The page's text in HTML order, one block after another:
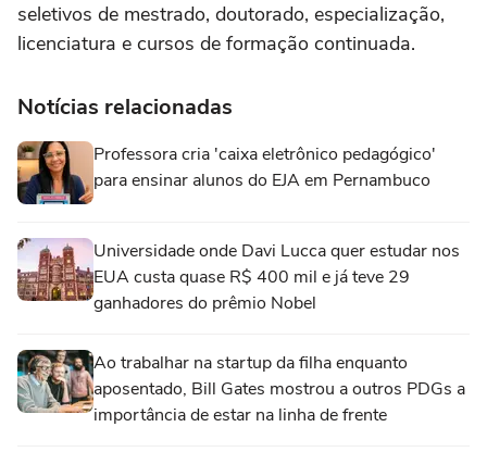
seletivos de mestrado, doutorado, especialização,
licenciatura e cursos de formação continuada.
Notícias relacionadas
Professora cria 'caixa eletrônico pedagógico'
para ensinar alunos do EJA em Pernambuco
Universidade onde Davi Lucca quer estudar nos
EUA custa quase R$ 400 mil e já teve 29
ganhadores do prêmio Nobel
Ao trabalhar na startup da filha enquanto
aposentado, Bill Gates mostrou a outros PDGs a
importância de estar na linha de frente